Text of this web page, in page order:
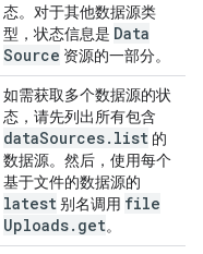
态。对于其他数据源类
型，状态信息是 Data
Source 资源的一部分。
如需获取多个数据源的状
态，请先列出所有包含
dataSources. list 的
数据源。然后，使用每个
基于文件的数据源的
latest别名调用 file
Uploads. get。